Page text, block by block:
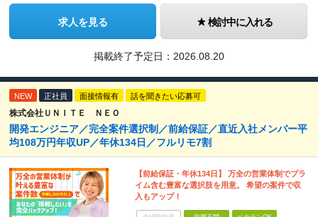
求人を見る 検討中に入れる
掲載終了予定日： 2026.08.20
NEW 正社員 面接情報有 話を聞きたい応募可
株式会社ＵＮＩＴＥ ＮＥＯ
開発エンジニア／完全案件選択制／前給保証／直近入社メンバー平
均108万円年収UP／年休134日／フルリモ7割
【前給保証・年休134日】 万全の営業体制でプラ
イム含む豊富な選択肢を用意。 希望の案件で収
入もアップ！